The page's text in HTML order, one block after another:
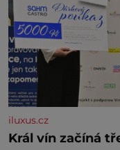
iluxus.cz
Král vín začíná